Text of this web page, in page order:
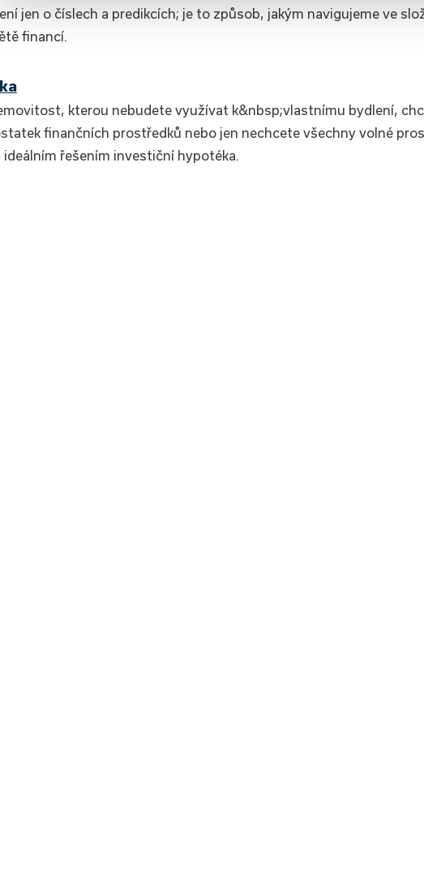
jen o číslech a predikcích; je to způsob, jakým navigujeme ve
financí.
kterou nebudete využívat k&nbsp;vlastnímu bydlení,
finančních prostředků nebo jen nechcete všechny volné
řešením investiční hypotéka.